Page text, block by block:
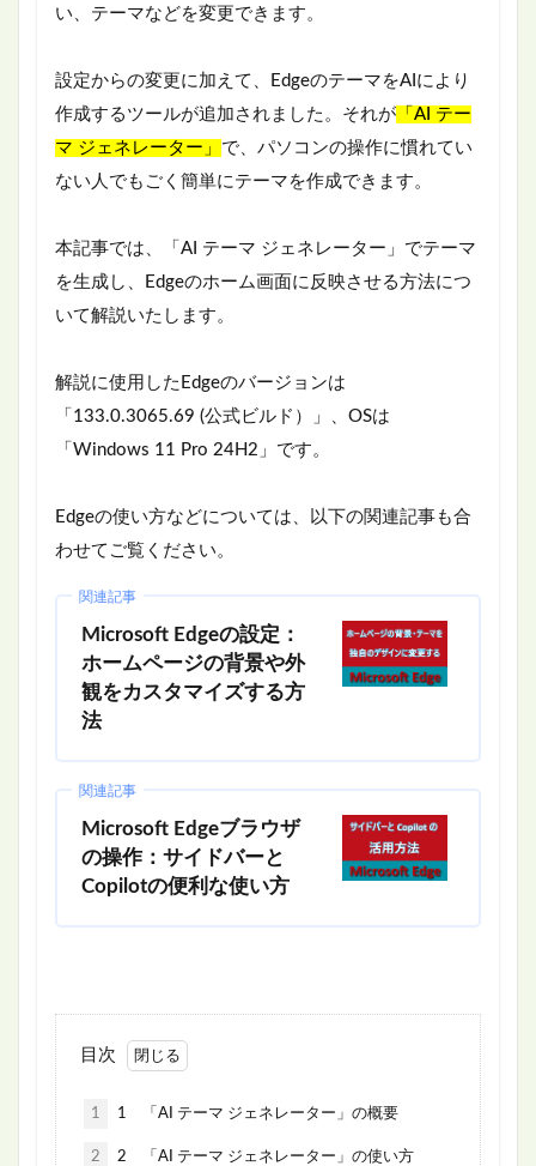
い、テーマなどを変更できます。
設定からの変更に加えて、EdgeのテーマをAIにより
作成するツールが追加されました。それが 「AI テー
マ ジェネレーター」 で、パソコンの操作に慣れてい
ない人でもごく簡単にテーマを作成できます。
本記事では、「AI テーマ ジェネレーター」でテーマ
を生成し、Edgeのホーム画面に反映させる方法につ
いて解説いたします。
解説に使用したEdgeのバージョンは
「133.0.3065.69 (公式ビルド）」、OSは
「Windows 11 Pro 24H2」です。
Edgeの使い方などについては、以下の関連記事も合
わせてご覧ください。
関連記事
Microsoft Edgeの設定：
ホームページの背景や外
観をカスタマイズする方
法
関連記事
Microsoft Edgeブラウザ
の操作：サイドバーと
Copilotの便利な使い方
目次
1 1 「AI テーマ ジェネレーター」の概要
2 2 「AI テーマ ジェネレーター」の使い方